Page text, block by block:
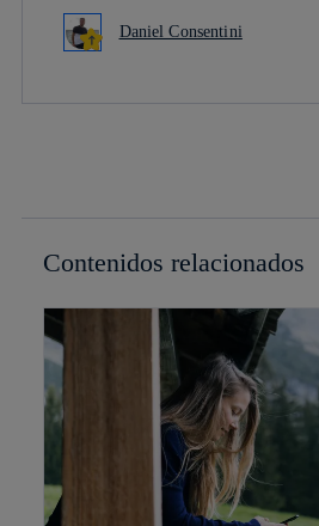
Daniel Consentini
Contenidos relacionados